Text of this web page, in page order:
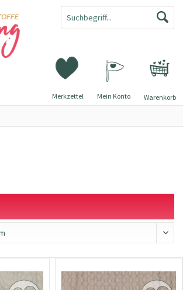
Warenkorb
Merkzettel Mein Konto